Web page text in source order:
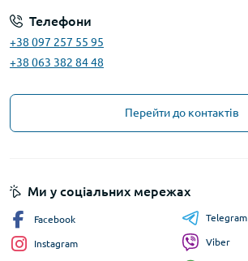
Телефони
+38 097 257 55 95
+38 063 382 84 48
Перейти до контактів
Ми у соціальних мережах
Facebook
Instagram
Telegram
Viber